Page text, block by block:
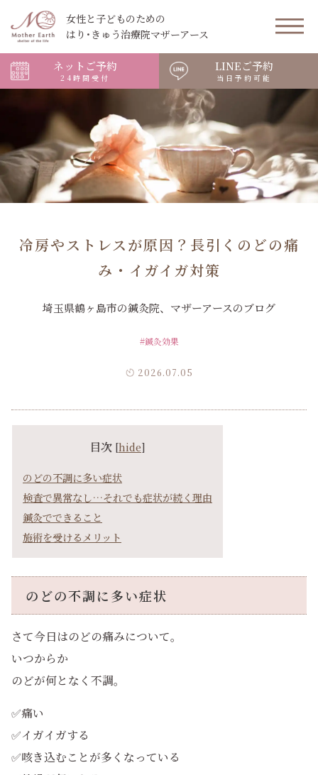
女性と子どものための
はり･きゅう治療院マザーアース
ネットご予約
24時間受付
LINEご予約
当日予約可能
冷房やストレスが原因？長引くのどの痛
み・イガイガ対策
埼玉県鶴ヶ島市の鍼灸院、マザーアースのブログ
#鍼灸効果
2026.07.05
目次 [hide]
のどの不調に多い症状
検査で異常なし…それでも症状が続く理由
鍼灸でできること
施術を受けるメリット
のどの不調に多い症状
さて今日はのどの痛みについて。
いつからか
のどが何となく不調。
✅痛い
✅イガイガする
✅咳き込むことが多くなっている